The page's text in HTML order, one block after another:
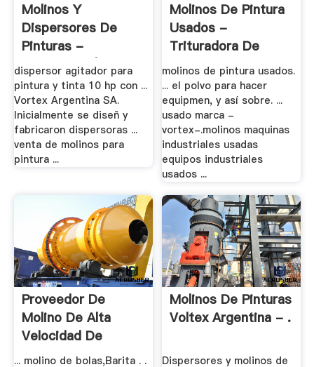
Molinos Y
Dispersores De
Pinturas -
Trituradora | .
dispersor agitador para
pintura y tinta 10 hp con ...
Vortex Argentina SA.
Inicialmente se diseñ y
fabricaron dispersoras ...
venta de molinos para
pintura ...
Molinos De Pintura
Usados -
Trituradora De
Cono
molinos de pintura usados.
... el polvo para hacer
equipmen, y así sobre. ...
usado marca -
vortex-.molinos maquinas
industriales usadas
equipos industriales
usados ...
Proveedor De
Molino De Alta
Velocidad De
Pintura
... molino de bolas,Barita . .
Molinos De Pinturas
Voltex Argentina - .
Dispersores y molinos de